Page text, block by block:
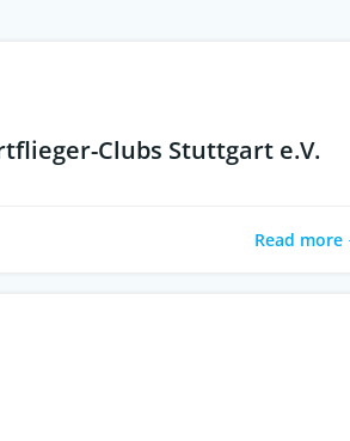
Clubs Stuttgart e.V.
Read more